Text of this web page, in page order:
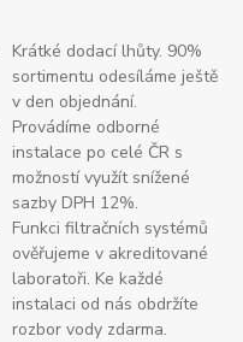
Krátké dodací lhůty. 90%
sortimentu odesíláme ještě
v den objednání.
Provádíme odborné
instalace po celé ČR s
možností využít snížené
sazby DPH 12%.
Funkci filtračních systémů
ověřujeme v akreditované
laboratoři. Ke každé
instalaci od nás obdržíte
rozbor vody zdarma.